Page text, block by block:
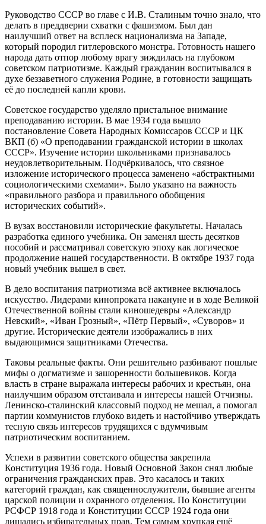
Руководство СССР во главе с И.В. Сталиным точно знало, что
делать в преддверии схватки с фашизмом. Был дан
наилучший ответ на всплеск национализма на Западе,
который породил гитлеровского монстра. Готовность нашего
народа дать отпор любому врагу зиждилась на глубоком
советском патриотизме. Каждый гражданин воспитывался в
духе беззаветного служения Родине, в готовности защищать
её до последней капли крови.
Советское государство уделяло пристальное внимание
преподаванию истории. В мае 1934 года вышло
постановление Совета Народных Комиссаров СССР и ЦК
ВКП (б) «О преподавании гражданской истории в школах
СССР». Изучение истории школьниками признавалось
неудовлетворительным. Подчёркивалось, что связное
изложение исторического процесса заменено «абстрактными
социологическими схемами». Было указано на важность
«правильного разбора и правильного обобщения
исторических событий».
В вузах восстановили исторические факультеты. Началась
разработка единого учебника. Он заменял шесть десятков
пособий и рассматривал советскую эпоху как логическое
продолжение нашей государственности. В октябре 1937 года
новый учебник вышел в свет.
В дело воспитания патриотизма всё активнее включалось
искусство. Лидерами кинопроката накануне и в ходе Великой
Отечественной войны стали киношедевры «Александр
Невский», «Иван Грозный», «Пётр Первый», «Суворов» и
другие. Исторические деятели изображались в них
выдающимися защитниками Отечества.
Таковы реальные факты. Они решительно разбивают пошлые
мифы о догматизме и зашоренности большевиков. Когда
власть в стране выражала интересы рабочих и крестьян, она
наилучшим образом отстаивала и интересы нашей Отчизны.
Ленинско-сталинский классовый подход не мешал, а помогал
партии коммунистов глубоко видеть и настойчиво утверждать
тесную связь интересов трудящихся с вдумчивым
патриотическим воспитанием.
Успехи в развитии советского общества закрепила
Конституция 1936 года. Новый Основной Закон снял любые
ограничения гражданских прав. Это касалось и таких
категорий граждан, как священнослужители, бывшие агенты
царской полиции и охранного отделения. По Конституции
РСФСР 1918 года и Конституции СССР 1924 года они
лишались избирательных прав. Тем самым хрупкая ещё